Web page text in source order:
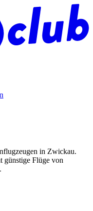
in Zwickau.
günstige Flüge von